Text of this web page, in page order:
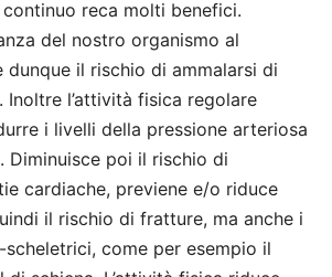
reca molti benefici.
del nostro organismo al
dunque il rischio di ammalarsi di
l’attività fisica regolare
i livelli della pressione arteriosa
Diminuisce poi il rischio di
cardiache, previene e/o riduce
il rischio di fratture, ma anche i
come per esempio il